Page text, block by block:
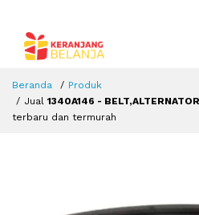
Beranda
Produk
Jual 1340A146 -
terbaru dan termurah